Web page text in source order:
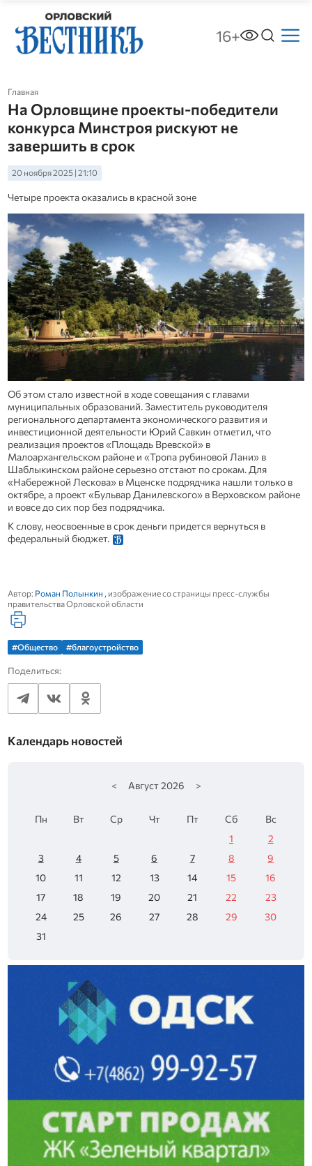
16+
Главная
На Орловщине проекты-победители
конкурса Минстроя рискуют не
завершить в срок
20 ноября 2025 | 21:10
Четыре проекта оказались в красной зоне
Об этом стало известной в ходе совещания с главами
муниципальных образований. Заместитель руководителя
регионального департамента экономического развития и
инвестиционной деятельности Юрий Савкин отметил, что
реализация проектов «Площадь Вревской» в
Малоархангельском районе и «Тропа рубиновой Лани» в
Шаблыкинском районе серьезно отстают по срокам. Для
«Набережной Лескова» в Мценске подрядчика нашли только в
октябре, а проект «Бульвар Данилевского» в Верховском районе
и вовсе до сих пор без подрядчика.
К слову, неосвоенные в срок деньги придется вернуться в
федеральный бюджет.
Автор: Роман Полынкин , изображение со страницы пресс-службы
правительства Орловской области
#Общество #благоустройство
Поделиться:
Календарь новостей
< Август 2026 >
Пн Вт Ср Чт Пт Сб
Вс
1
2
3
4 5 6 7 8
9
10
11 12 13 14 15
16
17
18 19 20 21 22
23
24
25 26 27 28 29
30
31